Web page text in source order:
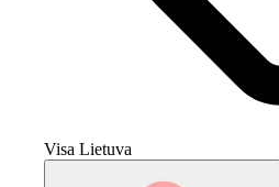
Visa Lietuva